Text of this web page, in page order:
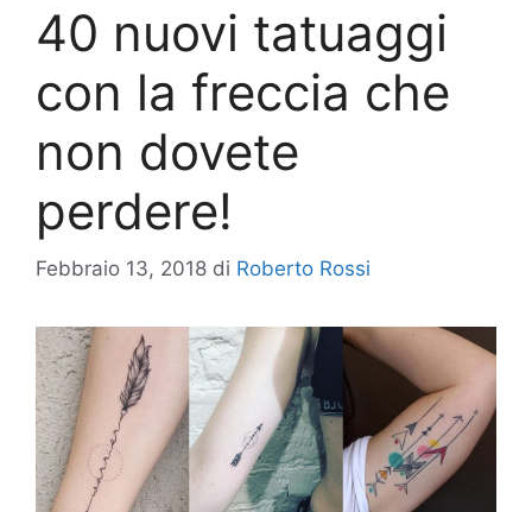
40 nuovi tatuaggi
con la freccia che
non dovete
perdere!
Febbraio 13, 2018 di Roberto Rossi